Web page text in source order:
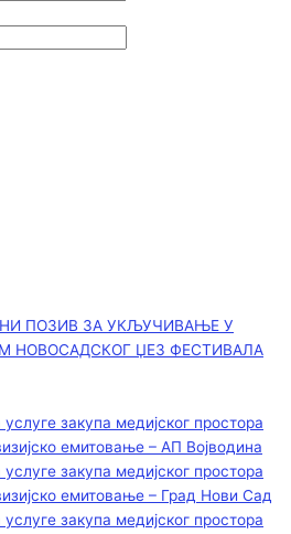
ПОЗИВ ЗА УКЉУЧИВАЊЕ У
НОВОСАДСКОГ ЏЕЗ ФЕСТИВАЛА
закупа медијског простора
емитовање – АП Војводинa
закупа медијског простора
емитовање – Град Нови Сад
закупа медијског простора